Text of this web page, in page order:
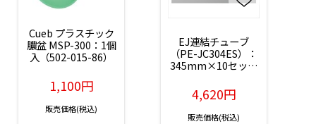
Cueb プラスチック
膿盆 MSP-300：1個
入（502-015-86）
1,100円
販売価格(税込)
EJ連結チューブ
（PE-JC304ES）：
345mm×10セット
4,620円
販売価格(税込)